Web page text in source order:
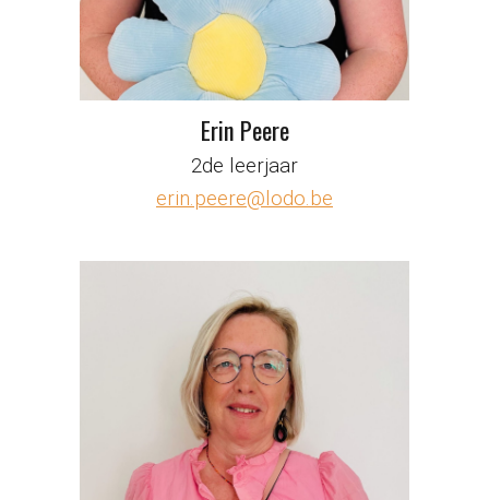
Erin Peere
2de leerjaar
erin.peere@lodo.be